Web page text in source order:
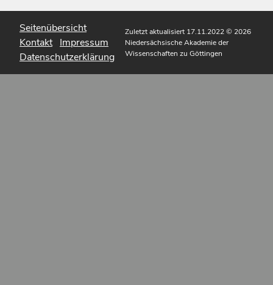
Seitenübersicht
Kontakt Impressum
Datenschutzerklärung
Zuletzt aktualisiert 17.11.2022© 2026
Niedersächsische Akademie der
Wissenschaften zu Göttingen